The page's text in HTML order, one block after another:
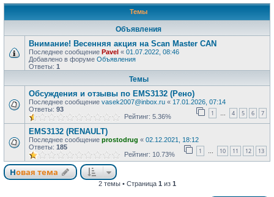
Темы
Объявления
Внимание! Весенняя акция на Scan Master CAN
Последнее сообщение Pavel « 01.07.2022, 08:46
Добавлено в форуме Объявления
Ответы: 1
Темы
Обсуждения и отзывы по EMS3132 (Рено)
Последнее сообщение vasek2007@inbox.ru « 17.01.2026, 07:14
Ответы: 93 1 … 4 5 6 7
Рейтинг: 5.36%
EMS3132 (RENAULT)
Последнее сообщение prostodrug « 02.12.2021, 18:12
Ответы: 185 1 … 10 11 12 13
Рейтинг: 10.73%
Новая тема
2 темы • Страница 1 из 1